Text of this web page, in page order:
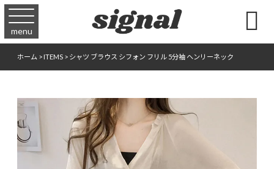
menu 
ホーム>ITEMS>シャツ ブラウス シフォン フリル 5分袖 ヘンリーネック